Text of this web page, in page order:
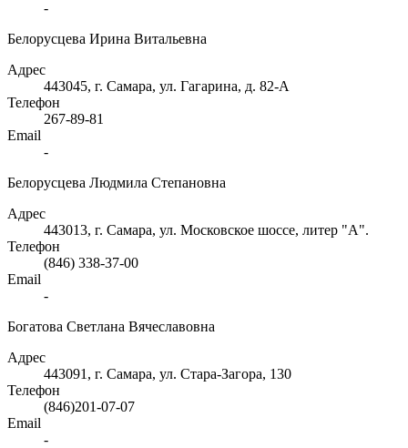
-
Белорусцева Ирина Витальевна
Адрес
443045, г. Самара, ул. Гагарина, д. 82-А
Телефон
267-89-81
Email
-
Белорусцева Людмила Степановна
Адрес
443013, г. Самара, ул. Московское шоссе, литер "А".
Телефон
(846) 338-37-00
Email
-
Богатова Светлана Вячеславовна
Адрес
443091, г. Самара, ул. Стара-Загора, 130
Телефон
(846)201-07-07
Email
-